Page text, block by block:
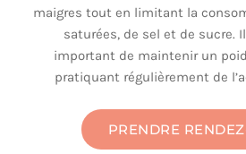
maigres tout en limitant la
saturées, de sel et de sucre.
important de maintenir un
pratiquant régulièrement de
PRENDRE